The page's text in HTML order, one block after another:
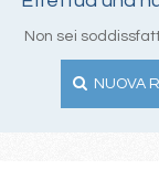
Non sei
NUOVA